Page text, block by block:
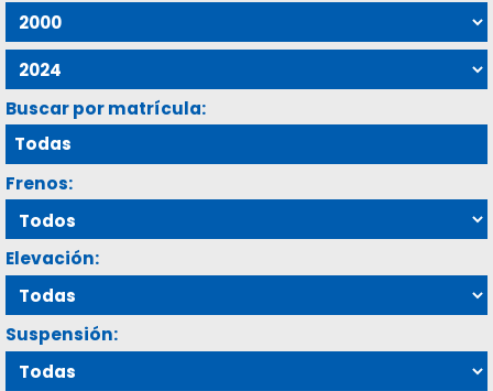
Buscar por matrícula:
Frenos:
Elevación:
Suspensión: